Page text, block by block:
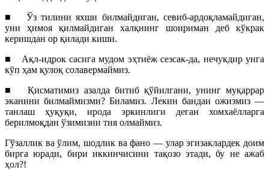
■ Ўз тилини яхши билмайдиган, севиб-ардоқламайдиган,
уни ҳимоя қилмайдиган халқнинг шоириман деб кўкрак
керишдан ор қилади киши.
■ Ақл-идрок сасига мудом эҳтиёж сезсак-да, нечукдир унга
кўп ҳам қулоқ солавермаймиз.
■Қисматимиз азалда битиб қўйилгани, унинг муқаррар
эканини билмаймизми? Биламиз. Лекин бандаи ожизмиз —
танлаш ҳуқуқи, ирода эркинлиги деган хомхаёлларга
берилмоқдан ўзимизни тия олмаймиз.
Гўзаллик ва ўлим, шодлик ва фано — улар эгизаклардек доим
бирга юради, бири иккинчисини тақозо этади, бу не ажаб
ҳол?!